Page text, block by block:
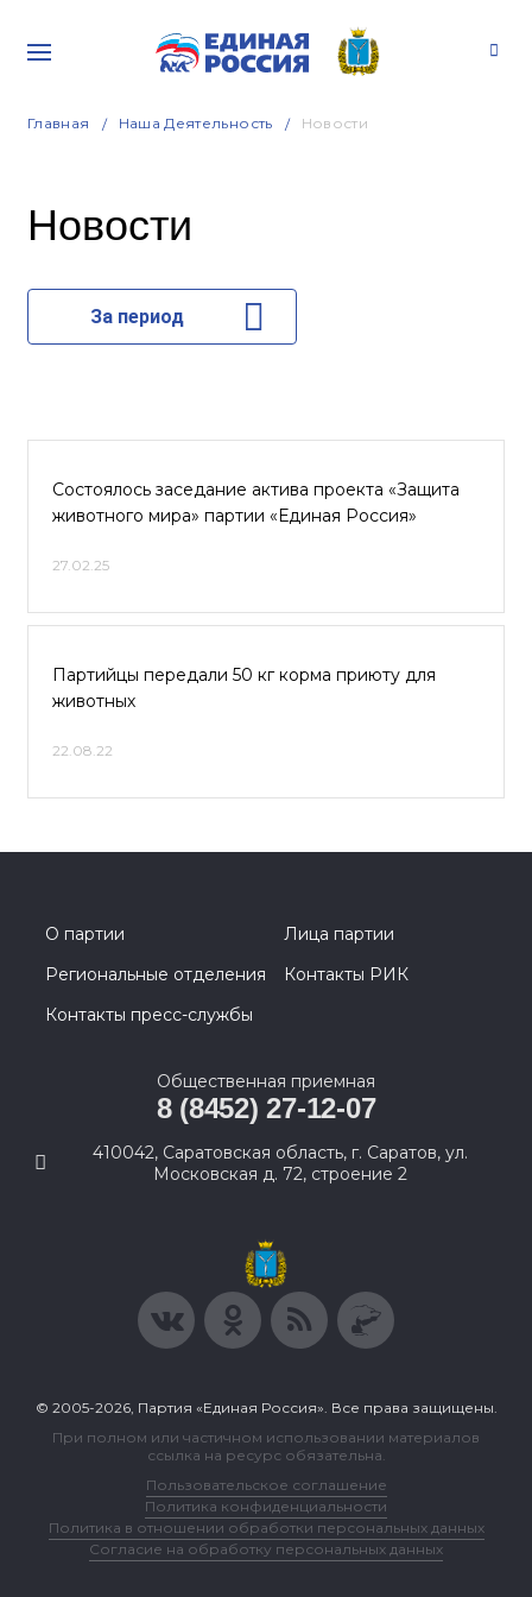
Главная Наша Деятельность Новости
Новости
За период
Состоялось заседание актива проекта «Защита
животного мира» партии «Единая Россия»
27.02.25
Партийцы передали 50 кг корма приюту для
животных
22.08.22
О партии
Лица партии
Региональные отделения
Контакты РИК
Контакты пресс-службы
Общественная приемная
8 (8452) 27-12-07
410042, Саратовская область, г. Саратов, ул.
Московская д. 72, строение 2
© 2005-2026, Партия «Единая Россия». Все права защищены.
При полном или частичном использовании материалов
ссылка на ресурс обязательна.
Пользовательское соглашение
Политика конфиденциальности
Политика в отношении обработки персональных данных
Согласие на обработку персональных данных